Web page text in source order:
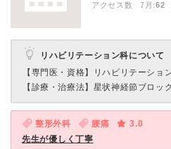
アクセス数 7月:62
リハビリテーション科について
【専門医・資格】
リハビリテーショ
【診療・治療法】 星状神経節ブロッ
整形外科 腰痛
3.0
先生が優しく丁寧